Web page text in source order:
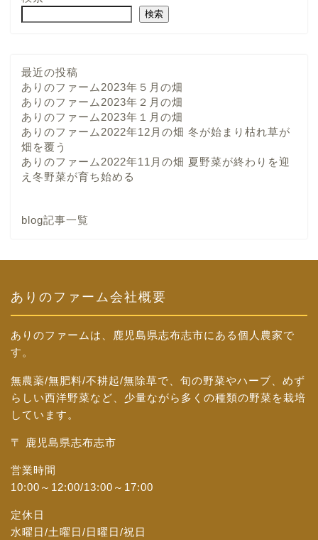
検索
最近の投稿
ありのファーム2023年５月の畑
ありのファーム2023年２月の畑
ありのファーム2023年１月の畑
ありのファーム2022年12月の畑 冬が始まり枯れ草が
畑を覆う
ありのファーム2022年11月の畑 夏野菜が終わりを迎
え冬野菜が育ち始める
blog記事一覧
ありのファーム会社概要
ありのファームは、鹿児島県志布志市にある個人農家で
す。
無農薬/無肥料/不耕起/無除草で、旬の野菜やハーブ、めず
らしい西洋野菜など、少量ながら多くの種類の野菜を栽培
しています。
〒 鹿児島県志布志市
営業時間
10:00～12:00/13:00～17:00
定休日
水曜日/土曜日/日曜日/祝日